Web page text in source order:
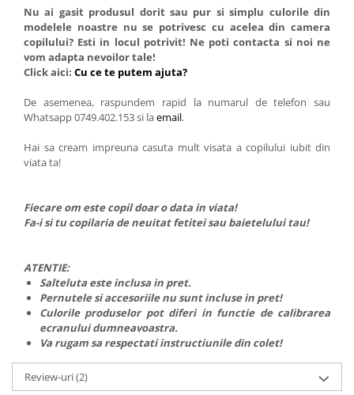
Nu ai gasit produsul dorit sau pur si simplu culorile din
modelele noastre nu se potrivesc cu acelea din camera
copilului? Esti in locul potrivit! Ne poti contacta si noi ne
vom adapta nevoilor tale!
Click aici: Cu ce te putem ajuta?
De asemenea, raspundem rapid la numarul de telefon sau
Whatsapp 0749.402.153 si laemail.
Hai sa cream impreuna casuta mult visata a copilului iubit din
viata ta!
Fiecare om este copil doar o data in viata!
Fa-i si tu copilaria de neuitat fetitei sau baietelului tau!
ATENTIE:
Salteluta este inclusa in pret.
Pernutele si accesoriile nu sunt incluse in pret!
Culorile produselor pot diferi in functie de calibrarea
ecranului dumneavoastra.
Va rugam sa respectati instructiunile din colet!
Review-uri(2)